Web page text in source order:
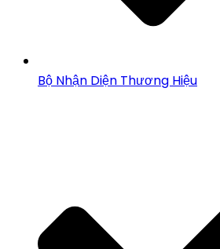
Bộ Nhận Diện Thương Hiệu